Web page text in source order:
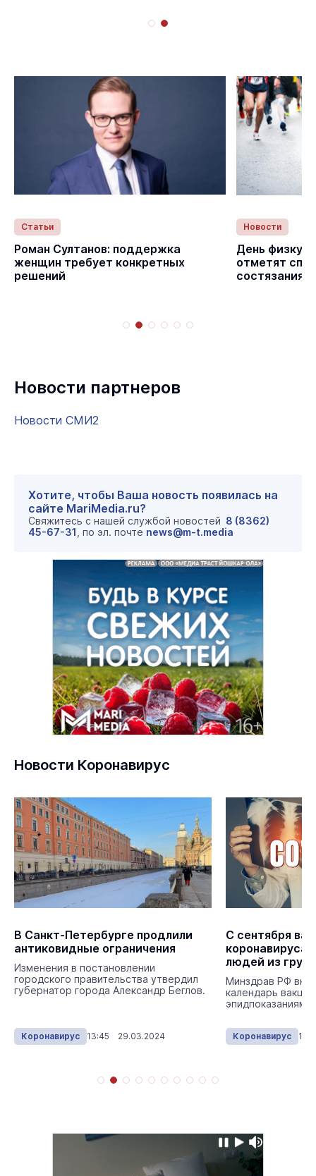
Статьи
Роман Султанов: поддержка
женщин требует конкретных
решений
Новости
День
отметят
Новости партнеров
Новости СМИ2
Хотите, чтобы Ваша новость появилась на
сайте MariMedia.ru?
Свяжитесь с нашей службой новостей 8 (8362)
45-67-31 , по эл. почте news@m-t.media
Новости Коронавирус
В Санкт-Петербурге продлили
антиковидные ограничения
Изменения в постановлении
городского правительства утвердил
губернатор города Александр Беглов.
Коронавирус 13:45 29.03.2024
С сентября
коронавируса
людей из
Минздрав РФ
календарь
эпидпоказаниям.
Коронавирус